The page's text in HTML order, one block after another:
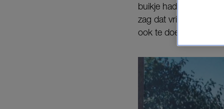
buikje had, nadat
zag dat vriendinnen
ook te doen. Ik dacht: